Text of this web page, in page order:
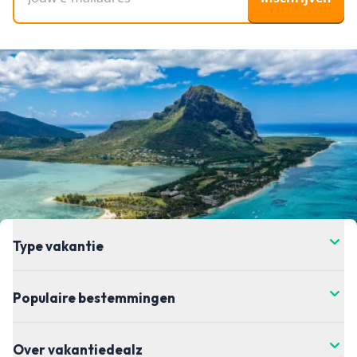
Type vakantie
Populaire bestemmingen
Over vakantiedealz